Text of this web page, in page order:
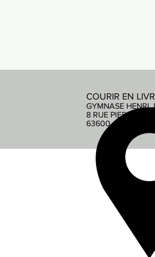
COURIR EN
GYMNASE HENRI
8 RUE PIERRE DE
63600 AMBERT